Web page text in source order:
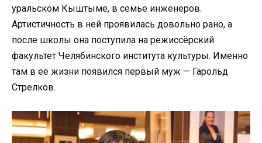
уральском Кыштыме, в семье инженеров.
Артистичность в ней проявилась довольно рано, а
после школы она поступила на режиссёрский
факультет Челябинского института культуры. Именно
там в её жизни появился первый муж — Гарольд
Стрелков.